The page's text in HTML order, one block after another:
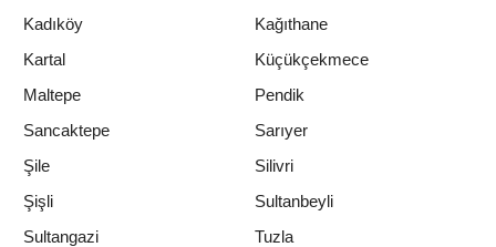
Kadıköy
Kağıthane
Kartal
Küçükçekmece
Maltepe
Pendik
Sancaktepe
Sarıyer
Şile
Silivri
Şişli
Sultanbeyli
Sultangazi
Tuzla